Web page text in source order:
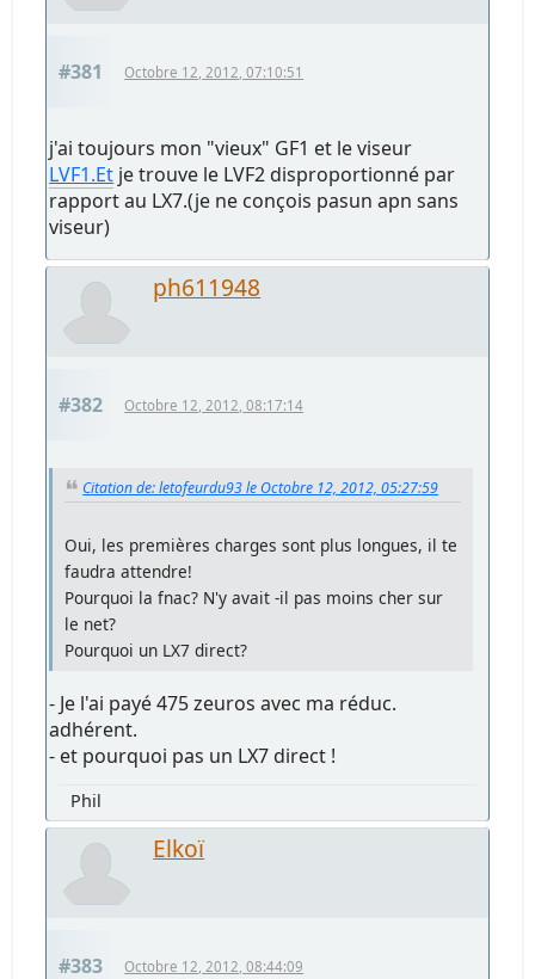
#381 Octobre 12, 2012, 07:10:51
j'ai toujours mon "vieux" GF1 et le viseur
LVF1.Et je trouve le LVF2 disproportionné par
rapport au LX7.(je ne conçois pasun apn sans
viseur)
ph611948
#382 Octobre 12, 2012, 08:17:14
Citation de: letofeurdu93 le Octobre 12, 2012, 05:27:59
Oui, les premières charges sont plus longues, il te
faudra attendre!
Pourquoi la fnac? N'y avait -il pas moins cher sur
le net?
Pourquoi un LX7 direct?
- Je l'ai payé 475 zeuros avec ma réduc.
adhérent.
- et pourquoi pas un LX7 direct !
Phil
Elkoï
#383 Octobre 12, 2012, 08:44:09